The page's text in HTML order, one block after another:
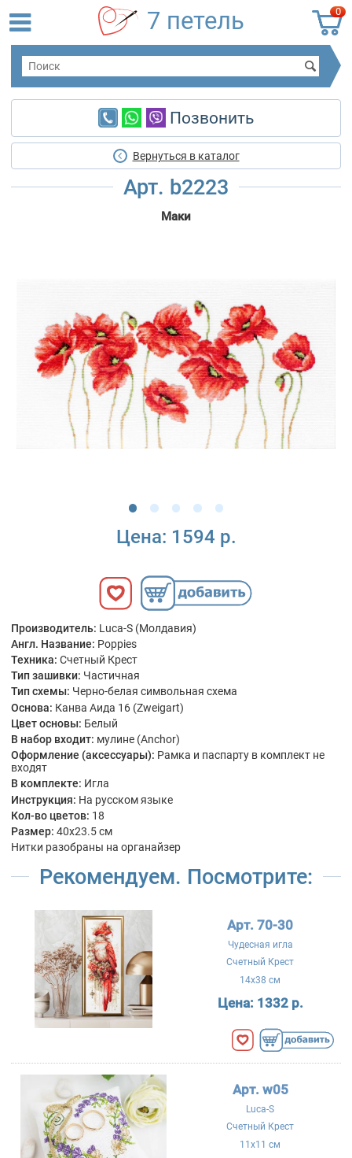
0
7 петель
Позвонить
Вернуться в каталог
Арт. b2223
Маки
Цена: 1594 р.
Производитель: Luca-S (Молдавия)
Англ. Название: Poppies
Техника: Счетный Крест
Тип зашивки: Частичная
Тип схемы: Черно-белая символьная схема
Основа: Канва Аида 16 (Zweigart)
Цвет основы: Белый
В набор входит: мулине (Anchor)
Оформление (аксессуары): Рамка и паспарту в комплект не
входят
В комплекте: Игла
Инструкция: На русском языке
Кол-во цветов: 18
Размер: 40x23.5 см
Нитки разобраны на органайзер
Рекомендуем. Посмотрите:
Арт. 70-30
Чудесная игла
Счетный Крест
14x38 см
Цена: 1332 р.
Арт. w05
Luca-S
Счетный Крест
11x11 см